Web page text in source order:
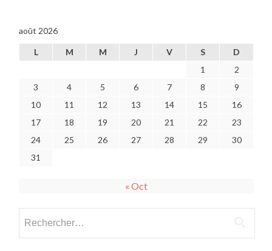
août 2026
L M M J V S
D
1
2
3
4 5 6 7 8
9
10
11 12 13 14 15
16
17
18 19 20 21 22
23
24
25 26 27 28 29
30
31
« Oct